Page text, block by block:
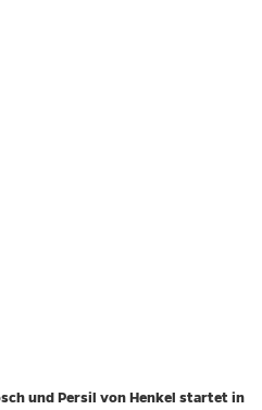
und Persil von Henkel startet in